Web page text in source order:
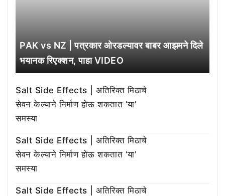
PAK vs NZ | पत्रकार ओरडल्यावर बाबर आझमने दिले
भयानक रिएक्शन, पाहा VIDEO
Salt Side Effects | अतिरिक्त मिठाचे
सेवन केल्याने निर्माण होऊ शकतात ‘या’
समस्या
Salt Side Effects | अतिरिक्त मिठाचे
सेवन केल्याने निर्माण होऊ शकतात ‘या’
समस्या
Salt Side Effects | अतिरिक्त मिठाचे